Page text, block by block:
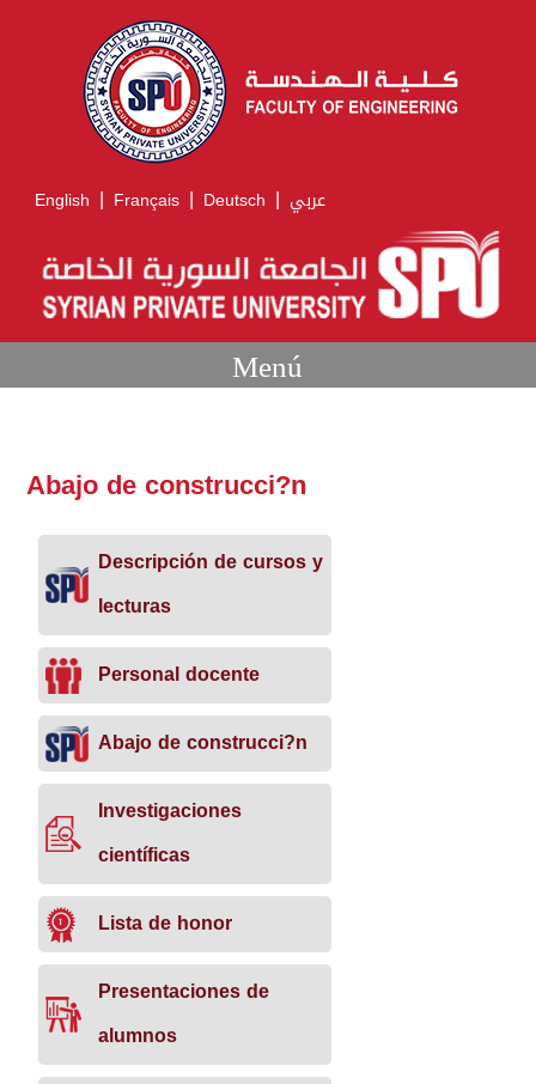
English | Français | Deutsch | عربي
Menú
Abajo de construcci?n
Descripción de cursos y
lecturas
Personal docente
Abajo de construcci?n
Investigaciones
científicas
Lista de honor
Presentaciones de
alumnos